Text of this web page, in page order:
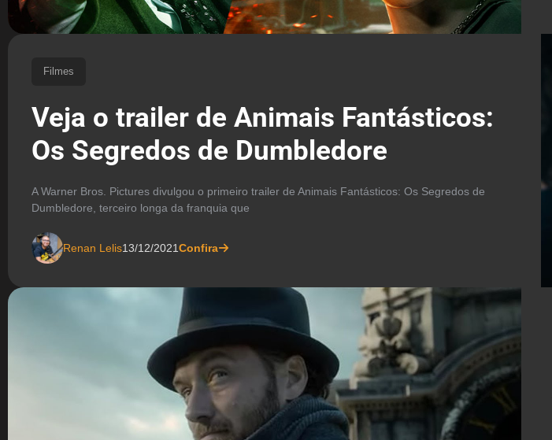
Filmes
Veja o trailer de Animais Fantásticos:
Os Segredos de Dumbledore
A Warner Bros. Pictures divulgou o primeiro trailer de Animais Fantásticos: Os Segredos de
Dumbledore, terceiro longa da franquia que
Renan Lelis13/12/2021Confira